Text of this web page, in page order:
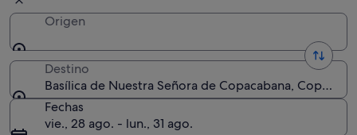
Origen
Destino
Basílica de Nuestra Señora de Copacabana,
Fechas
vie., 28 ago. - lun., 31 ago.